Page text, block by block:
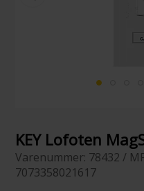
KEY Lofoten
Varenummer: 78432 /
7073358021617